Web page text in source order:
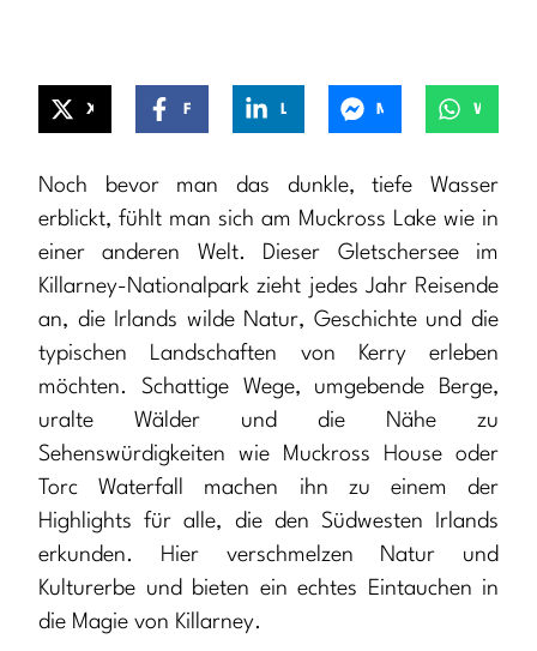
Noch bevor man das dunkle, tiefe Wasser
erblickt, fühlt man sich am Muckross Lake wie in
einer anderen Welt. Dieser Gletschersee im
Killarney-Nationalpark zieht jedes Jahr Reisende
an, die Irlands wilde Natur, Geschichte und die
typischen Landschaften von Kerry erleben
möchten. Schattige Wege, umgebende Berge,
uralte Wälder und die Nähe zu
Sehenswürdigkeiten wie Muckross House oder
Torc Waterfall machen ihn zu einem der
Highlights für alle, die den Südwesten Irlands
erkunden. Hier verschmelzen Natur und
Kulturerbe und bieten ein echtes Eintauchen in
die Magie von Killarney.